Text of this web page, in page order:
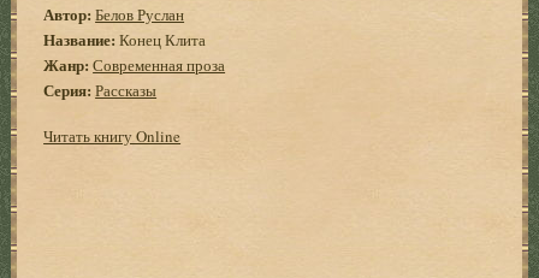
Автор: Белов Руслан
Название: Конец Клита
Жанр: Современная проза
Серия: Рассказы
Читать книгу Online